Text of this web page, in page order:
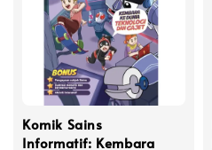
Komik Sains
Informatif: Kembara